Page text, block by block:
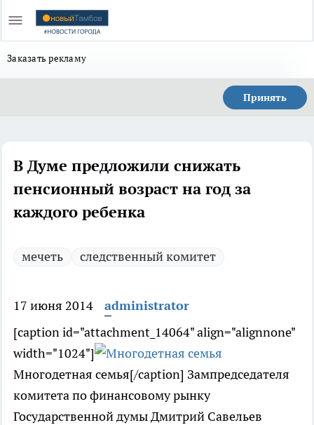
Заказать рекламу
Принять
В Думе предложили снижать
пенсионный возраст на год за
каждого ребенка
мечеть следственный комитет
17 июня 2014
administrator
[caption id="attachment_14064" align="alignnone"
width="1024"]
Многодетная семья[/caption] Зампредседателя
комитета по финансовому рынку
Государственной думы Дмитрий Савельев